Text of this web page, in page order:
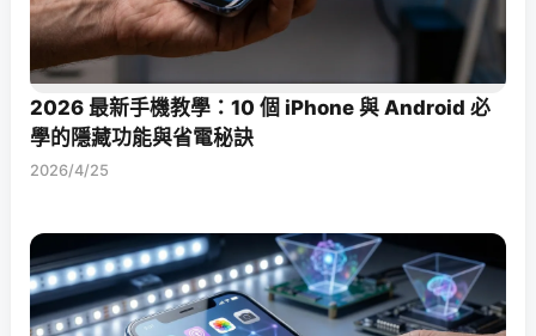
2026 最新手機教學：10 個 iPhone 與 Android 必
學的隱藏功能與省電秘訣
2026/4/25